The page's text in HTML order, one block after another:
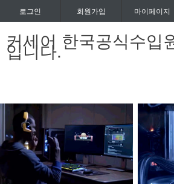
로그인 회원가입 마이페이지
커세어 한국공식수입
입니다.